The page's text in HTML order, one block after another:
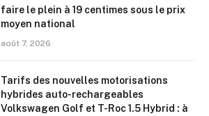
faire le plein à 19 centimes sous le prix
moyen national
août 7, 2026
Tarifs des nouvelles motorisations
hybrides auto-rechargeables
Volkswagen Golf et T-Roc 1.5 Hybrid : à